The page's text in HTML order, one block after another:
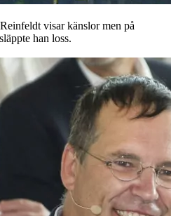
visar känslor men på
han loss.